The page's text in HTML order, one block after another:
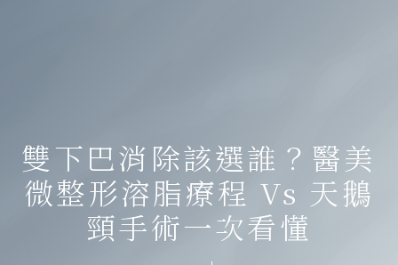
雙下巴消除該選誰？醫美
微整形溶脂療程 Vs 天鵝
頸手術一次看懂